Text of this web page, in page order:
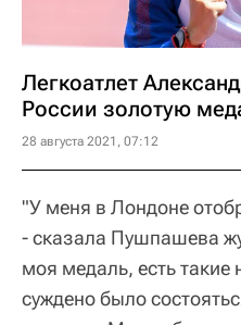
Легкоатлет
России золотую
28 августа 2021, 07:12
"У меня в Лондоне
- сказала Пушпашева
моя медаль, есть
суждено было